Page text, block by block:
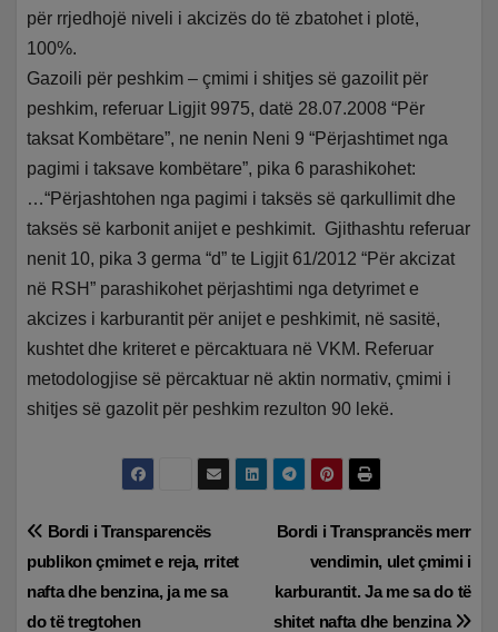
për rrjedhojë niveli i akcizës do të zbatohet i plotë,
100%.
Gazoili për peshkim – çmimi i shitjes së gazoilit për
peshkim, referuar Ligjit 9975, datë 28.07.2008 “Për
taksat Kombëtare”, ne nenin Neni 9 “Përjashtimet nga
pagimi i taksave kombëtare”, pika 6 parashikohet:
…“Përjashtohen nga pagimi i taksës së qarkullimit dhe
taksës së karbonit anijet e peshkimit. Gjithashtu referuar
nenit 10, pika 3 germa “d” te Ligjit 61/2012 “Për akcizat
në RSH” parashikohet përjashtimi nga detyrimet e
akcizes i karburantit për anijet e peshkimit, në sasitë,
kushtet dhe kriteret e përcaktuara në VKM. Referuar
metodologjise së përcaktuar në aktin normativ, çmimi i
shitjes së gazolit për peshkim rezulton 90 lekë.
Lëvizje
te
Bordi i Transprancës merr
vendimin, ulet çmimi i
karburantit. Ja me sa do të
shitet nafta dhe benzina
Bordi i Transparencës
publikon çmimet e reja, rritet
nafta dhe benzina, ja me sa
do të tregtohen